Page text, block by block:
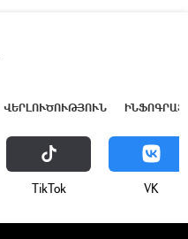
ՎԵՐԼՈՒԾՈՒԹՅՈՒՆ
ТikТоk VK